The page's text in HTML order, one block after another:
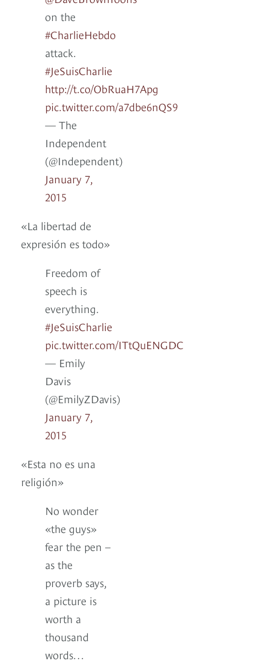
on the
#CharlieHebdo
attack.
#JeSuisCharlie
http://t.co/ObRuaH7Apg
pic.twitter.com/a7dbe6nQS9
— The
Independent
(@Independent)
January 7,
2015
«La libertad de
expresión es todo»
Freedom of
speech is
everything.
#JeSuisCharlie
pic.twitter.com/ITtQuENGDC
— Emily
Davis
(@EmilyZDavis)
January 7,
2015
«Esta no es una
religión»
No wonder
«the guys»
fear the pen –
as the
proverb says,
a picture is
worth a
thousand
words…